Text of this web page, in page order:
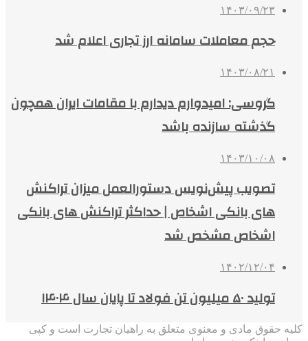
۱۴۰۳/۰۹/۲۳
حجم معاملات سامانه ارز تجاری اعلام شد
۱۴۰۳/۰۸/۲۱
گروسی: امیدوارم دیدارم با مقامات ایران همچون
گذشته سازنده باشد
۱۴۰۳/۱۰/۰۸
تصویب پیش‌نویس دستورالعمل میزان تراکنش
های بانکی اشخاص | حداکثر تراکنش های بانکی
اشخاص مشخص شد
۱۴۰۲/۱۲/۰۴
تولید ۵۰ میلیون تن فولاد تا پایان سال ۱۴۰۴
کلیه حقوق مادی و معنوی متعلق به راهیان تجارت است و کپی